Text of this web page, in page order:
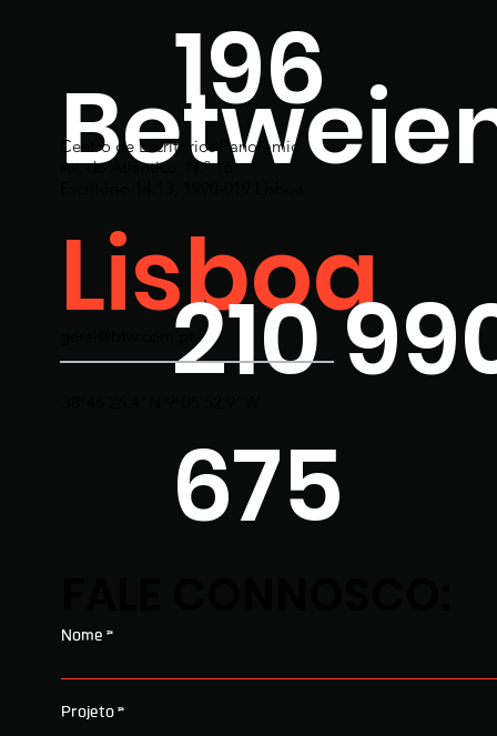
Lisboa
Centro de Escritórios Panoramic
Av. do Atlântico, N.º 16
210
675
geral@btw.com.pt
Nome
Projeto
196